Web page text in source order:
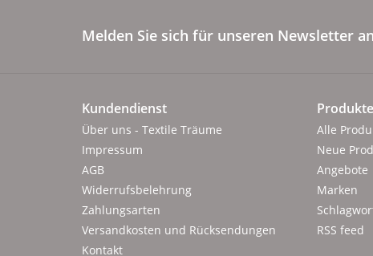
Melden Sie sich für unseren Newsletter
Kundendienst
Über uns - Textile Träume
Impressum
AGB
Widerrufsbelehrung
Zahlungsarten
Versandkosten und Rücksendungen
Kontakt
Produkte
Alle
Neue
Angebote
Marken
RSS feed